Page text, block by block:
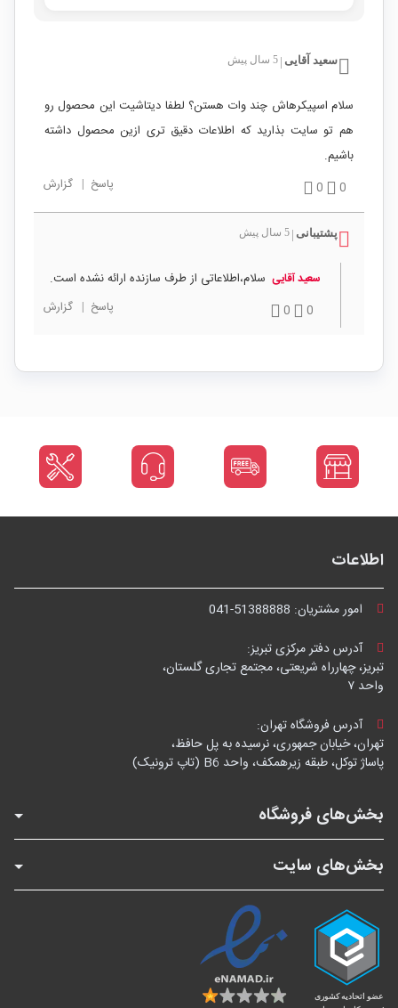
سعید آقایی | 5 سال پیش
سلام اسپیکرهاش چند وات هستن؟ لطفا دیتاشیت این محصول رو
هم تو سایت بذارید که اطلاعات دقیق تری ازین محصول داشته
باشیم.
0
0 پاسخ | گزارش
پشتیبانی | 5 سال پیش
سعید آقایی سلام،اطلاعاتی از طرف سازنده ارائه نشده است.
0
0 پاسخ | گزارش
اطلاعات
امور مشتریان: 041-51388888
آدرس دفتر مرکزی تبریز:
تبریز، چهارراه شریعتی، مجتمع تجاری گلستان،
واحد ۷
آدرس فروشگاه تهران:
تهران، خیابان جمهوری، نرسیده به پل حافظ،
پاساژ توکل، طبقه زیرهمکف، واحد B6 (تاپ ترونیک)
بخش‌های فروشگاه
بخش‌های سایت